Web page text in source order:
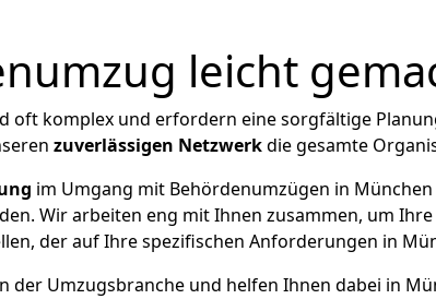
leicht
oft komplex und erfordern eine sorgfältige
zuverlässigen Netzwerkdie gesamte
im Umgang mit Behördenumzügen in
Wir arbeiten eng mit Ihnen zusammen, um
der auf Ihre spezifischen Anforderungen in
der Umzugsbranche und helfen Ihnen dabei in